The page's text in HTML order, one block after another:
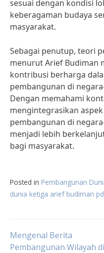
sesuai dengan kondisi
keberagaman budaya
masyarakat.
Sebagai penutup, teori
menurut Arief Budiman
kontribusi berharga
pembangunan di
Dengan memahami
mengintegrasikan
pembangunan di
menjadi lebih
bagi masyarakat.
Posted in Pembangunan
dunia ketiga arief budiman
Post
Mengenal Berita
Pembangunan Wilayah di